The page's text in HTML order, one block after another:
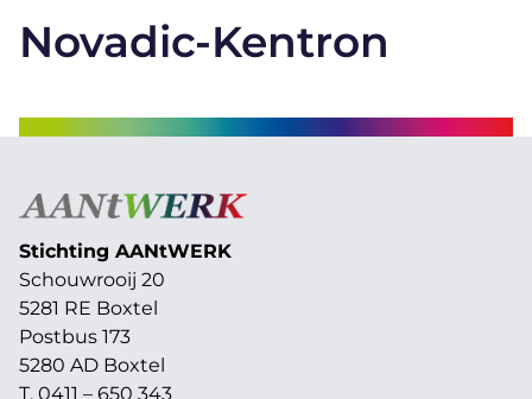
Novadic-Kentron
Stichting AANtWERK
Schouwrooij 20
5281 RE Boxtel
Postbus 173
5280 AD Boxtel
T. 0411 – 650 343